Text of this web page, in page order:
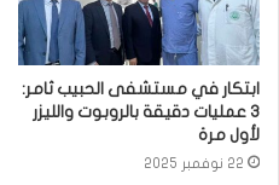
ابتكار في مستشفى الحبيب ثامر:
3 عمليات دقيقة بالروبوت والليزر
لأول مرة
22 نوفمبر 2025